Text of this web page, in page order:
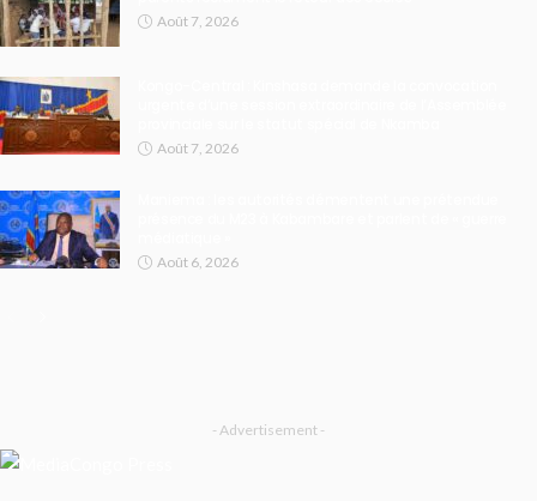
Août 7, 2026
Août 7, 2026
Août 6, 2026
- Advertisement -